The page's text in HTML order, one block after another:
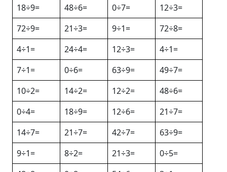
18÷9=
48÷6= 0÷7=
12÷3=
72÷9=
21÷3= 9÷1=
72÷8=
4÷1=
24÷4= 12÷3=
4÷1=
7÷1=
0÷6= 63÷9=
49÷7=
10÷2=
14÷2= 12÷2=
48÷6=
0÷4=
18÷9= 12÷6=
21÷7=
14÷7=
21÷7= 42÷7=
63÷9=
9÷1=
8÷2= 21÷3=
0÷5=